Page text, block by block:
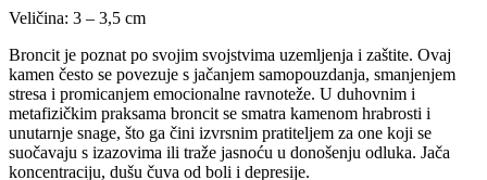
Veličina: 3 – 3,5 cm
Broncit je poznat po svojim svojstvima uzemljenja i zaštite. Ovaj
kamen često se povezuje s jačanjem samopouzdanja, smanjenjem
stresa i promicanjem emocionalne ravnoteže. U duhovnim i
metafizičkim praksama broncit se smatra kamenom hrabrosti i
unutarnje snage, što ga čini izvrsnim pratiteljem za one koji se
suočavaju s izazovima ili traže jasnoću u donošenju odluka. Jača
koncentraciju, dušu čuva od boli i depresije.